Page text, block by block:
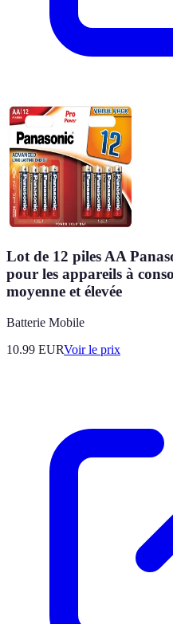
Lot de 12 piles AA
pour les appareils à
moyenne et élevée
Batterie Mobile
10.99 EURVoir le prix